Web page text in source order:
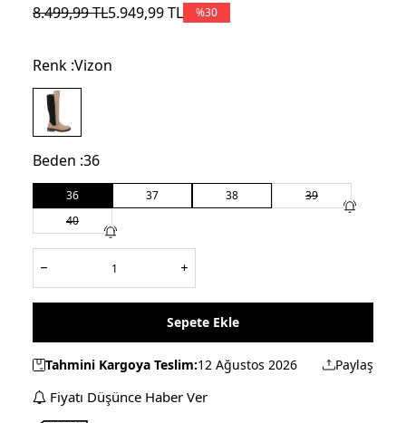
8.499,99TL5.949,99TL %30
Renk :Vizon
Beden :36
36 37 38
39
40
Sepete Ekle
Tahmini Kargoya Teslim:12 Ağustos 2026 Paylaş
Fiyatı Düşünce Haber Ver